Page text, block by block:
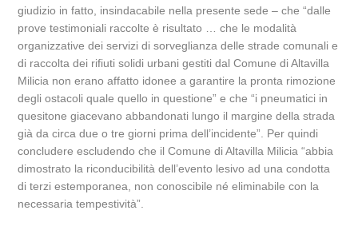
giudizio in fatto, insindacabile nella presente sede – che “dalle
prove testimoniali raccolte è risultato … che le modalità
organizzative dei servizi di sorveglianza delle strade comunali e
di raccolta dei rifiuti solidi urbani gestiti dal Comune di Altavilla
Milicia non erano affatto idonee a garantire la pronta rimozione
degli ostacoli quale quello in questione” e che “i pneumatici in
quesitone giacevano abbandonati lungo il margine della strada
già da circa due o tre giorni prima dell’incidente”. Per quindi
concludere escludendo che il Comune di Altavilla Milicia “abbia
dimostrato la riconducibilità dell’evento lesivo ad una condotta
di terzi estemporanea, non conoscibile né eliminabile con la
necessaria tempestività”.